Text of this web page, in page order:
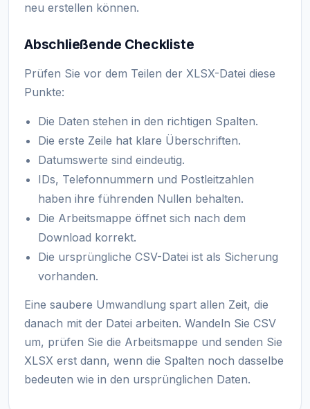
neu erstellen können.
Abschließende Checkliste
Prüfen Sie vor dem Teilen der XLSX-Datei diese
Punkte:
Die Daten stehen in den richtigen Spalten.
Die erste Zeile hat klare Überschriften.
Datumswerte sind eindeutig.
IDs, Telefonnummern und Postleitzahlen
haben ihre führenden Nullen behalten.
Die Arbeitsmappe öffnet sich nach dem
Download korrekt.
Die ursprüngliche CSV-Datei ist als Sicherung
vorhanden.
Eine saubere Umwandlung spart allen Zeit, die
danach mit der Datei arbeiten. Wandeln Sie CSV
um, prüfen Sie die Arbeitsmappe und senden Sie
XLSX erst dann, wenn die Spalten noch dasselbe
bedeuten wie in den ursprünglichen Daten.